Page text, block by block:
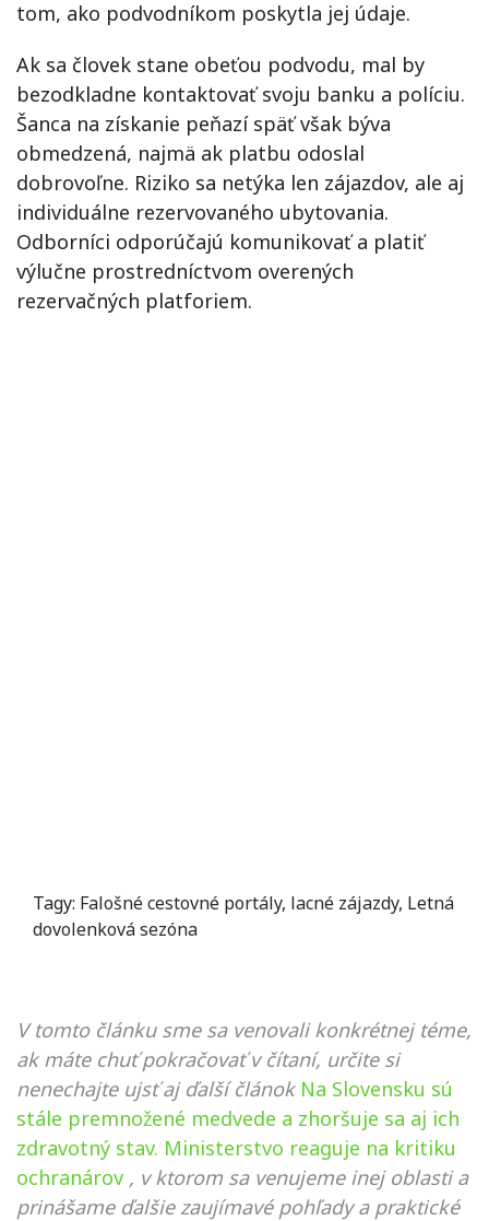
tom, ako podvodníkom poskytla jej údaje.
Ak sa človek stane obeťou podvodu, mal by
bezodkladne kontaktovať svoju banku a políciu.
Šanca na získanie peňazí späť však býva
obmedzená, najmä ak platbu odoslal
dobrovoľne. Riziko sa netýka len zájazdov, ale aj
individuálne rezervovaného ubytovania.
Odborníci odporúčajú komunikovať a platiť
výlučne prostredníctvom overených
rezervačných platforiem.
Tagy: Falošné cestovné portály, lacné zájazdy, Letná
dovolenková sezóna
V tomto článku sme sa venovali konkrétnej téme,
ak máte chuť pokračovať v čítaní, určite si
nenechajte ujsť aj ďalší článok Na Slovensku sú
stále premnožené medvede a zhoršuje sa aj ich
zdravotný stav. Ministerstvo reaguje na kritiku
ochranárov , v ktorom sa venujeme inej oblasti a
prinášame ďalšie zaujímavé pohľady a praktické